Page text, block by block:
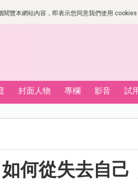
覽本網站內容，即表示您同意我們使用
封面人物 專欄 影音 試
何從失去自己